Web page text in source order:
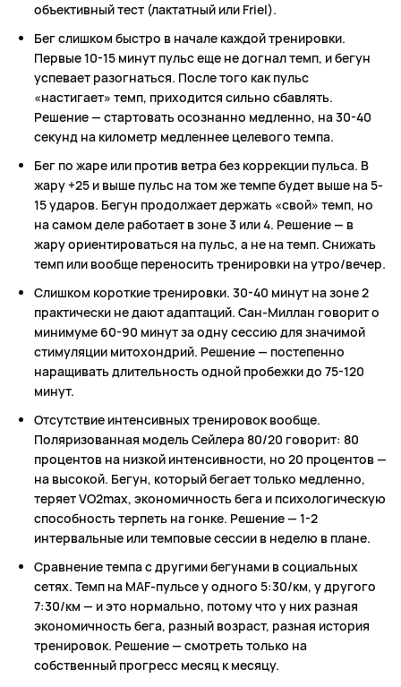
объективный тест (лактатный или Friel).
Бег слишком быстро в начале каждой тренировки.
Первые 10-15 минут пульс еще не догнал темп, и бегун
успевает разогнаться. После того как пульс
«настигает» темп, приходится сильно сбавлять.
Решение — стартовать осознанно медленно, на 30-40
секунд на километр медленнее целевого темпа.
Бег по жаре или против ветра без коррекции пульса. В
жару +25 и выше пульс на том же темпе будет выше на 5-
15 ударов. Бегун продолжает держать «свой» темп, но
на самом деле работает в зоне 3 или 4. Решение — в
жару ориентироваться на пульс, а не на темп. Снижать
темп или вообще переносить тренировки на утро/вечер.
Слишком короткие тренировки. 30-40 минут на зоне 2
практически не дают адаптаций. Сан-Миллан говорит о
минимуме 60-90 минут за одну сессию для значимой
стимуляции митохондрий. Решение — постепенно
наращивать длительность одной пробежки до 75-120
минут.
Отсутствие интенсивных тренировок вообще.
Поляризованная модель Сейлера 80/20 говорит: 80
процентов на низкой интенсивности, но 20 процентов —
на высокой. Бегун, который бегает только медленно,
теряет VO2max, экономичность бега и психологическую
способность терпеть на гонке. Решение — 1-2
интервальные или темповые сессии в неделю в плане.
Сравнение темпа с другими бегунами в социальных
сетях. Темп на MAF-пульсе у одного 5:30/км, у другого
7:30/км — и это нормально, потому что у них разная
экономичность бега, разный возраст, разная история
тренировок. Решение — смотреть только на
собственный прогресс месяц к месяцу.